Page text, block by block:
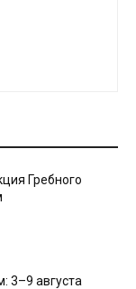
Гребного
3–9 августа